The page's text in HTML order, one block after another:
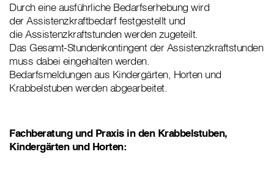
Durch eine ausführliche Bedarfserhebung wird
der Assistenzkraftbedarf festgestellt und
die Assistenzkraftstunden werden zugeteilt.
Das Gesamt-Stundenkontingent der Assistenzkraftstunden
muss dabei eingehalten werden.
Bedarfsmeldungen aus Kindergärten, Horten und
Krabbelstuben werden abgearbeitet.
Fachberatung und Praxis in den Krabbelstuben,
Kindergärten und Horten: